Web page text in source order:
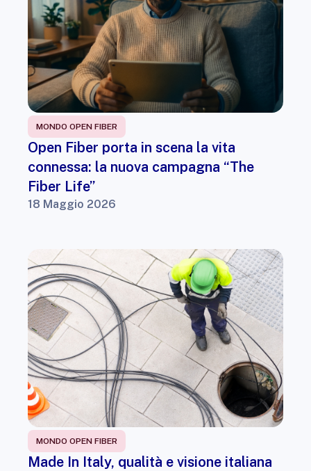
MONDO OPEN FIBER
Open Fiber porta in scena la vita
connessa: la nuova campagna “The
Fiber Life”
18 Maggio 2026
MONDO OPEN FIBER
Made In Italy, qualità e visione italiana